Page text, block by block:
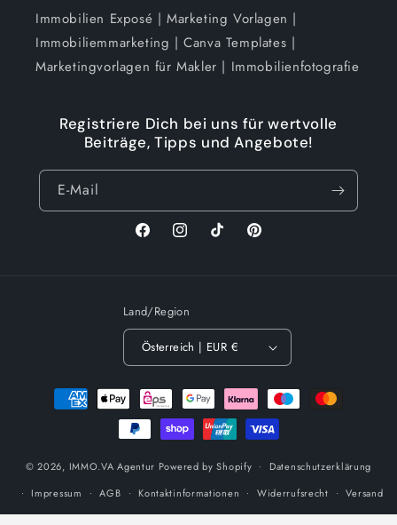
Immobilien Exposé | Marketing Vorlagen |
Immobiliemmarketing | Canva Templates |
Marketingvorlagen für Makler | Immobilienfotografie
Registriere Dich bei uns für wertvolle
Beiträge, Tipps und Angebote!
E-Mail
FacebookInstagramTikTok Pinterest
Land/Region
Österreich | EUR €
Zahlungsmethoden
© 2026, IMMO.VA Agentur Powered by Shopify
Datenschutzerklärung
Impressum
AGB Kontaktinformationen Widerrufsrecht Versand